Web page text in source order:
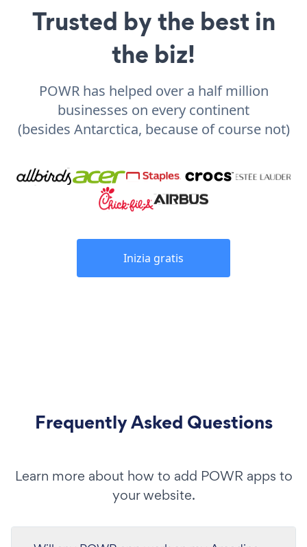
Trusted by the best in
the biz!
POWR has helped over a half million
businesses on every continent
(besides Antarctica, because of course not)
Inizia gratis
Frequently Asked Questions
Learn more about how to add POWR apps to
your website.